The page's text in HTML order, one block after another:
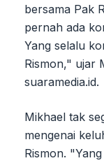
bersama Pak
pernah ada
Yang selalu
Rismon," ujar
suaramedia.id.
Mikhael tak
mengenai
Rismon.